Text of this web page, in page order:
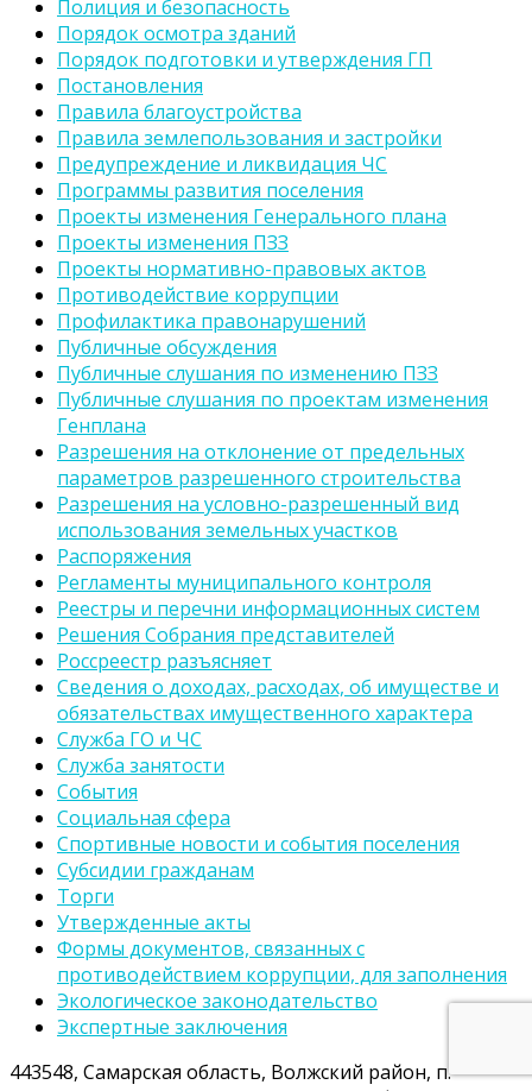
Полиция и безопасность
Порядок осмотра зданий
Порядок подготовки и утверждения ГП
Постановления
Правила благоустройства
Правила землепользования и застройки
Предупреждение и ликвидация ЧС
Программы развития поселения
Проекты изменения Генерального плана
Проекты изменения ПЗЗ
Проекты нормативно-правовых актов
Противодействие коррупции
Профилактика правонарушений
Публичные обсуждения
Публичные слушания по изменению ПЗЗ
Публичные слушания по проектам изменения
Генплана
Разрешения на отклонение от предельных
параметров разрешенного строительства
Разрешения на условно-разрешенный вид
использования земельных участков
Распоряжения
Регламенты муниципального контроля
Реестры и перечни информационных систем
Решения Собрания представителей
Россреестр разъясняет
Сведения о доходах, расходах, об имуществе и
обязательствах имущественного характера
Служба ГО и ЧС
Служба занятости
События
Социальная сфера
Спортивные новости и события поселения
Субсидии гражданам
Торги
Утвержденные акты
Формы документов, связанных с
противодействием коррупции, для заполнения
Экологическое законодательство
Экспертные заключения
443548, Самарская область, Волжский район, п.